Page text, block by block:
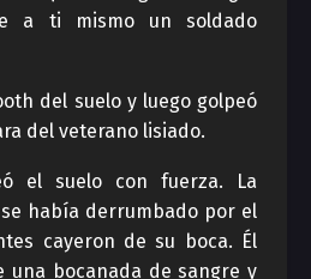
a ti mismo un soldado
del suelo y luego golpeó
del veterano lisiado.
el suelo con fuerza. La
había derrumbado por el
cayeron de su boca. Él
una bocanada de sangre y